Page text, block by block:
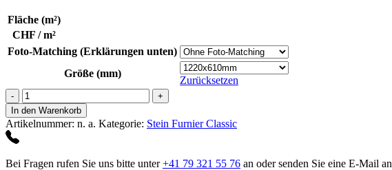
Fläche (m²)
CHF / m²
Foto-Matching (Erklärungen unten)
Größe (mm)
Zurücksetzen
Teakwood
Menge
In den Warenkorb
Artikelnummer: n. a. Kategorie: Stein Furnier Classic
Bei Fragen rufen Sie uns bitte unter+41 79 321 55 76 an oder senden Sie eine E-Mail an